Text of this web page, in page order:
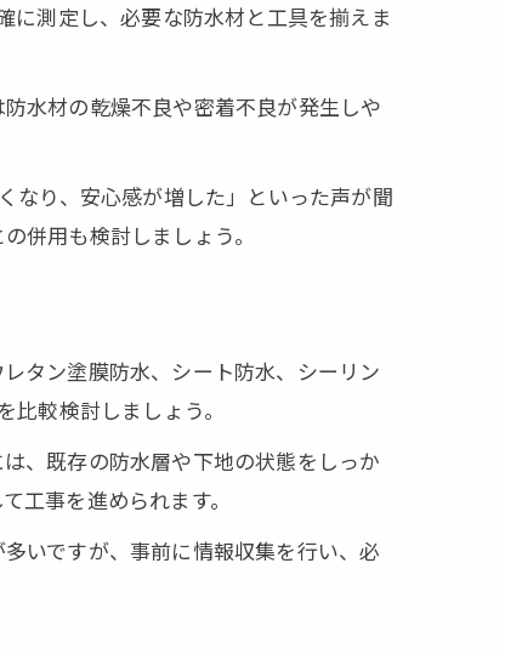
に測定し、必要な防水材と工具を揃えま
水材の乾燥不良や密着不良が発生しや
なり、安心感が増した」といった声が聞
併用も検討しましょう。
タン塗膜防水、シート防水、シーリン
較検討しましょう。
、既存の防水層や下地の状態をしっか
工事を進められます。
いですが、事前に情報収集を行い、必